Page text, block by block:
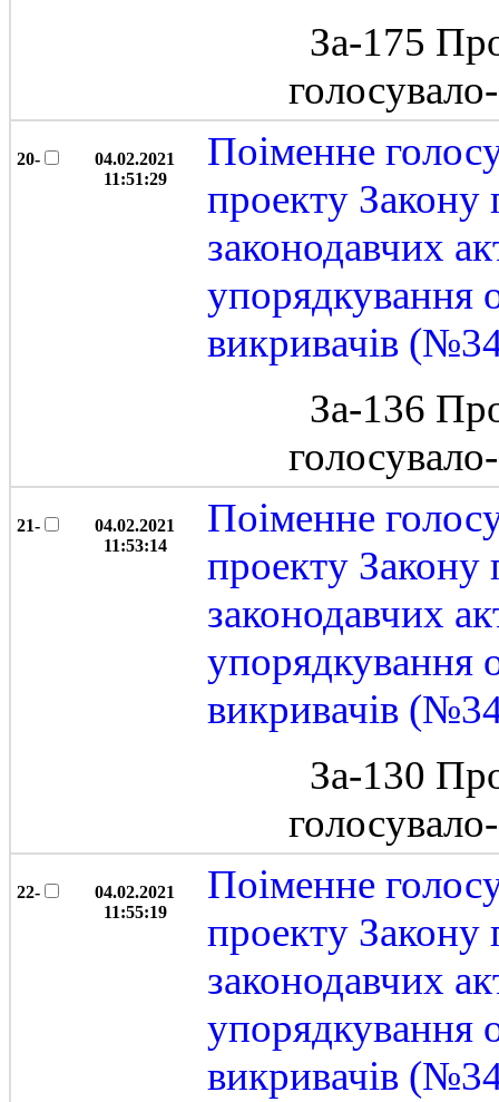
За-175
20-
04.02.2021
11:51:29
Поіменне
проекту Закону
законодавчих
упорядкування
викривачів
За-136
21-
04.02.2021
11:53:14
Поіменне
проекту Закону
законодавчих
упорядкування
викривачів
За-130
22-
04.02.2021
11:55:19
Поіменне
проекту Закону
законодавчих
упорядкування
викривачів